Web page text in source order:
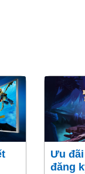
Ưu đãi hấp dẫn khi
đăng